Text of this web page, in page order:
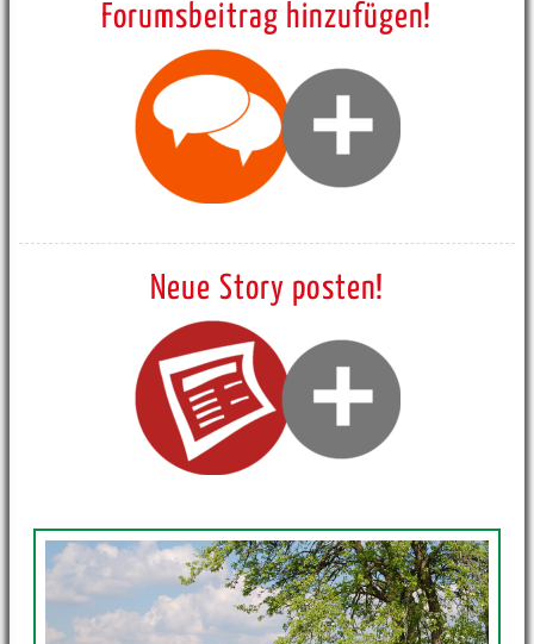
Forumsbeitrag hinzufügen!
Neue Story posten!